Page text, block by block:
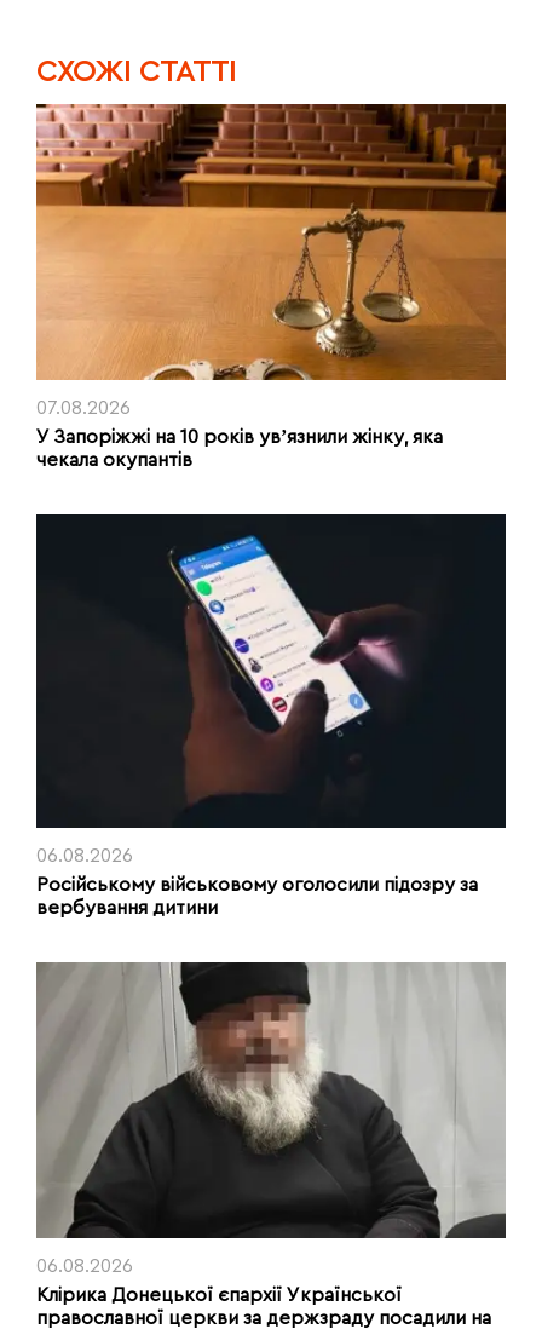
CХОЖІ СТАТТІ
07.08.2026
У Запоріжжі на 10 років увʼязнили жінку, яка
чекала окупантів
06.08.2026
Російському військовому оголосили підозру за
вербування дитини
06.08.2026
Клірика Донецької єпархії Української
православної церкви за держзраду посадили на